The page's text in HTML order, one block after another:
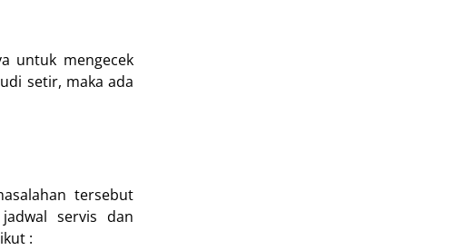
untuk mengecek
setir, maka ada
tersebut
servis dan
: